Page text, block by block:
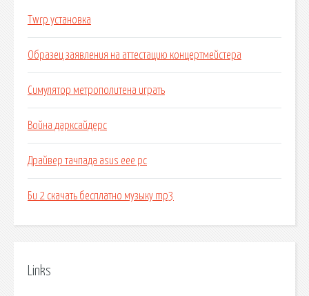
Twrp установка
Образец заявления на аттестацию концертмейстера
Симулятор метрополитена играть
Война дарксайдерс
Драйвер тачпада asus еее рс
Би 2 скачать бесплатно музыку mp3
Links